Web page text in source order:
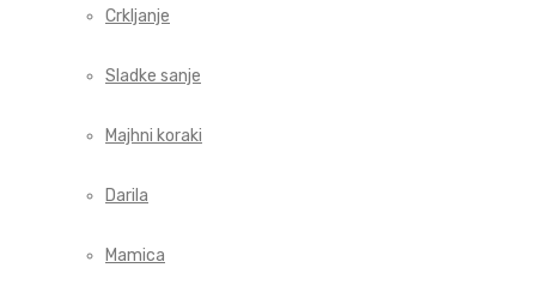
Crkljanje
Sladke sanje
Majhni koraki
Darila
Mamica